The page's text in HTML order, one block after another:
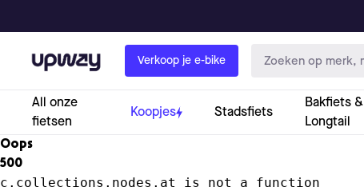
Upway Verkoop je e-bike
All onze
fietsen
Koopjes Stadsfiets
Bakfiets &
Longtail
Oops
500
c.collections.nodes.at is not a function